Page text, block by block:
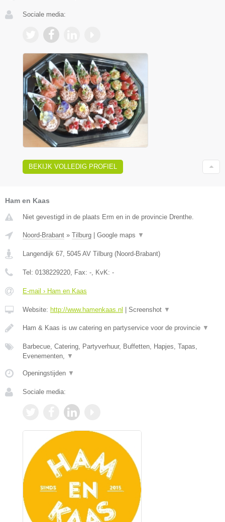
Sociale media:
BEKIJK VOLLEDIG PROFIEL
Ham en Kaas
Niet gevestigd in de plaats Erm en in de provincie Drenthe.
Noord-Brabant » Tilburg Google maps ▼
Langendijk 67, 5045 AV Tilburg (Noord-Brabant)
Tel: 0138229220, Fax: -, KvK: -
E-mail › Ham en Kaas
Website: http://www.hamenkaas.nl Screenshot ▼
Ham & Kaas is uw catering en partyservice voor de provincie ▼
Barbecue, Catering, Partyverhuur, Buffetten, Hapjes, Tapas,
Evenementen, ▼
Openingstijden ▼
Sociale media: